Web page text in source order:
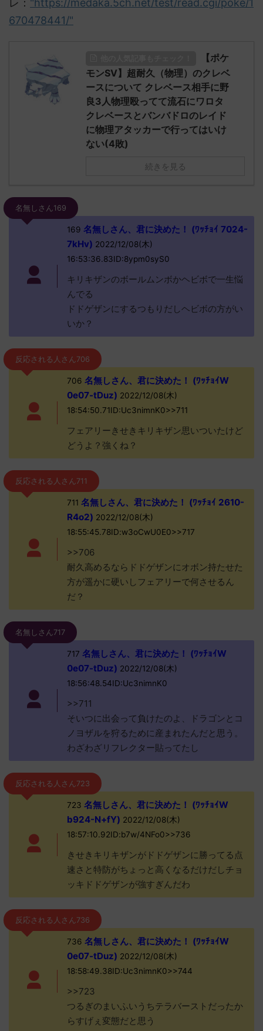
レ： "https://medaka.5ch.net/test/read.cgi/poke/1
670478441/"
【ポケ
モンSV】超耐久（物理）のクレベ
ースについて クレベース相手に野
良3人物理殴ってて流石にワロタ
クレベースとバンバドロのレイド
に物理アタッカーで行ってはいけ
ない(4敗)
続きを見る
名無しさん169
169 名無しさん、君に決めた！ (ﾜｯﾁｮｲ 7024-
7kHv) 2022/12/08(木)
16:53:36.83ID:8ypm0syS0
キリキザンのボールムンボかヘビボで一生悩
んでる
ドドゲザンにするつもりだしヘビボの方がい
いか？
反応される人さん706
706 名無しさん、君に決めた！ (ﾜｯﾁｮｲW
0e07-tDuz) 2022/12/08(木)
18:54:50.71ID:Uc3nimnK0>>711
フェアリーきせきキリキザン思いついたけど
どうよ？強くね？
反応される人さん711
711 名無しさん、君に決めた！ (ﾜｯﾁｮｲ 2610-
R4o2) 2022/12/08(木)
18:55:45.78ID:w3oCwU0E0>>717
>>706
耐久高めるならドドゲザンにオボン持たせた
方が遥かに硬いしフェアリーで何させるん
だ？
名無しさん717
717 名無しさん、君に決めた！ (ﾜｯﾁｮｲW
0e07-tDuz) 2022/12/08(木)
18:56:48.54ID:Uc3nimnK0
>>711
そいつに出会って負けたのよ、ドラゴンとコ
ノヨザルを狩るために産まれたんだと思う。
わざわざリフレクター貼ってたし
反応される人さん723
723 名無しさん、君に決めた！ (ﾜｯﾁｮｲW
b924-N+fY) 2022/12/08(木)
18:57:10.92ID:b7w/4NFo0>>736
きせきキリキザンがドドゲザンに勝ってる点
速さと特防がちょっと高くなるだけだしチョ
ッキドドゲザンが強すぎんだわ
反応される人さん736
736 名無しさん、君に決めた！ (ﾜｯﾁｮｲW
0e07-tDuz) 2022/12/08(木)
18:58:49.38ID:Uc3nimnK0>>744
>>723
つるぎのまいふいうちテラバーストだったか
らすげぇ変態だと思う